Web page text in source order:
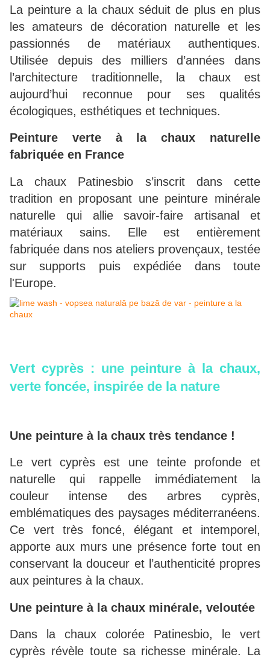
La peinture a la chaux séduit de plus en plus
les amateurs de décoration naturelle et les
passionnés de matériaux authentiques.
Utilisée depuis des milliers d’années dans
l’architecture traditionnelle, la chaux est
aujourd’hui reconnue pour ses qualités
écologiques, esthétiques et techniques.
Peinture verte à la chaux naturelle
fabriquée en France
La chaux Patinesbio s’inscrit dans cette
tradition en proposant une peinture minérale
naturelle qui allie savoir-faire artisanal et
matériaux sains. Elle est entièrement
fabriquée dans nos ateliers provençaux, testée
sur supports puis expédiée dans toute
l'Europe.
Vert cyprès : une peinture à la chaux,
verte foncée, inspirée de la nature
Une peinture à la chaux très tendance !
Le vert cyprès est une teinte profonde et
naturelle qui rappelle immédiatement la
couleur intense des arbres cyprès,
emblématiques des paysages méditerranéens.
Ce vert très foncé, élégant et intemporel,
apporte aux murs une présence forte tout en
conservant la douceur et l’authenticité propres
aux peintures à la chaux.
Une peinture à la chaux minérale, veloutée
Dans la chaux colorée Patinesbio, le vert
cyprès révèle toute sa richesse minérale. La